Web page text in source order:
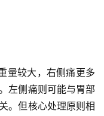
量较大， 右侧痛更多
左侧痛则可能与胃部
。但核心处理原则相